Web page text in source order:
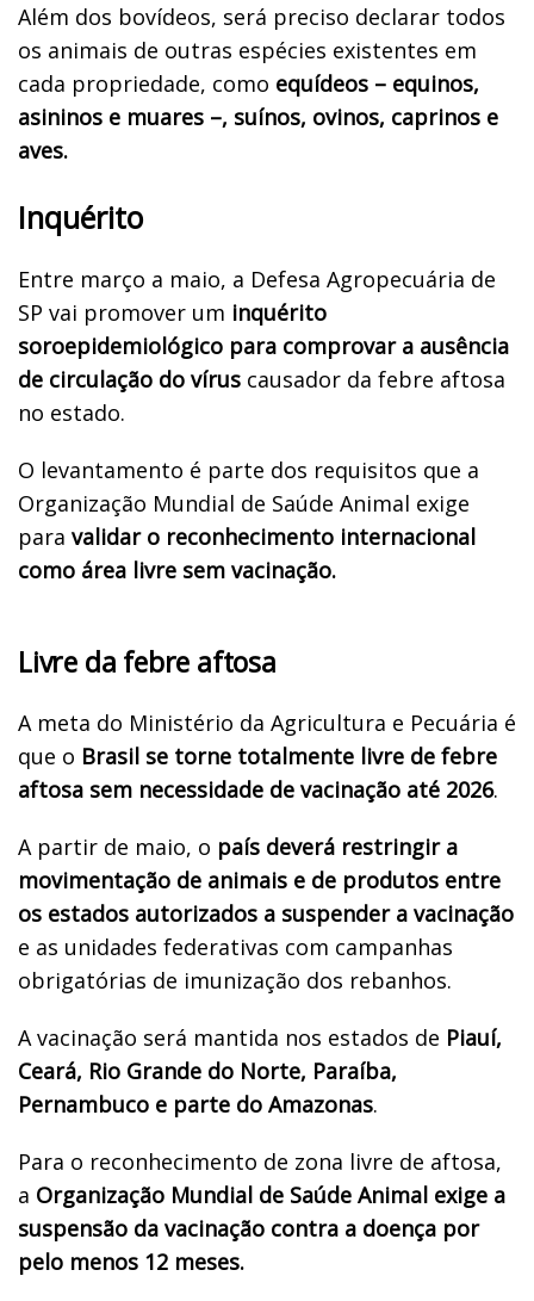
Além dos bovídeos, será preciso declarar todos
os animais de outras espécies existentes em
cada propriedade, como equídeos – equinos,
asininos e muares –, suínos, ovinos, caprinos e
aves.
Inquérito
Entre março a maio, a Defesa Agropecuária de
SP vai promover um inquérito
soroepidemiológico para comprovar a ausência
de circulação do vírus causador da febre aftosa
no estado.
O levantamento é parte dos requisitos que a
Organização Mundial de Saúde Animal exige
para validar o reconhecimento internacional
como área livre sem vacinação.
Livre da febre aftosa
A meta do Ministério da Agricultura e Pecuária é
que o Brasil se torne totalmente livre de febre
aftosa sem necessidade de vacinação até 2026.
A partir de maio, o país deverá restringir a
movimentação de animais e de produtos entre
os estados autorizados a suspender a vacinação
e as unidades federativas com campanhas
obrigatórias de imunização dos rebanhos.
A vacinação será mantida nos estados de Piauí,
Ceará, Rio Grande do Norte, Paraíba,
Pernambuco e parte do Amazonas.
Para o reconhecimento de zona livre de aftosa,
a Organização Mundial de Saúde Animal exige a
suspensão da vacinação contra a doença por
pelo menos 12 meses.